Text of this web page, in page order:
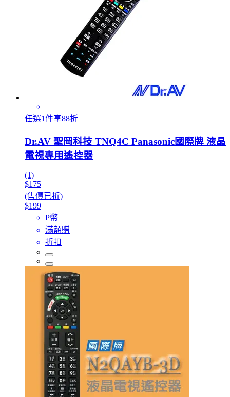
任選1件享88折
Dr.AV 聖岡科技 TNQ4C Panasonic國際牌 液晶
電視專用遙控器
(1)
$175
(售價已折)
$199
P幣
滿額贈
折扣